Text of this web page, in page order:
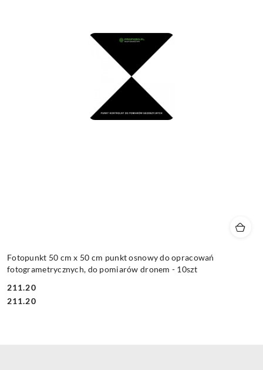
Fotopunkt 50 cm x 50 cm punkt osnowy do opracowań
fotogrametrycznych, do pomiarów dronem - 10szt
Cena:
211.20
Cena:
211.20